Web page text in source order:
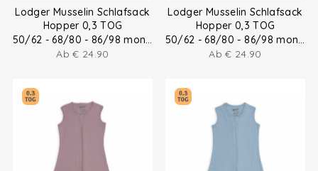
Lodger Musselin Schlafsack
Hopper 0,3 TOG
50/62 - 68/80 - 86/98 months
Ab€ 24.90
Lodger Musselin Schlafsack
Hopper 0,3 TOG
50/62 - 68/80 - 86/98 months
Ab€ 24.90